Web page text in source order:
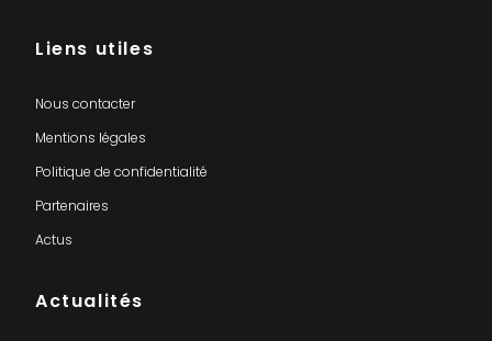
Liens utiles
Nous contacter
Mentions légales
Politique de confidentialité
Partenaires
Actus
Actualités